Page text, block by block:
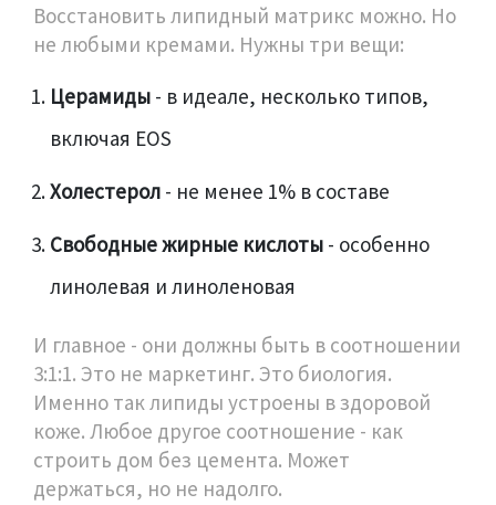
Восстановить липидный матрикс можно. Но
не любыми кремами. Нужны три вещи:
Церамиды - в идеале, несколько типов,
включая EOS
Холестерол - не менее 1% в составе
Свободные жирные кислоты - особенно
линолевая и линоленовая
И главное - они должны быть в соотношении
3:1:1. Это не маркетинг. Это биология.
Именно так липиды устроены в здоровой
коже. Любое другое соотношение - как
строить дом без цемента. Может
держаться, но не надолго.